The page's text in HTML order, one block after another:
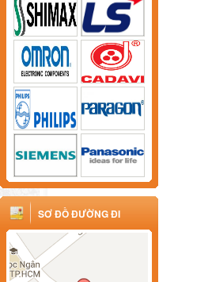
SƠ ĐỒ ĐƯỜNG ĐI